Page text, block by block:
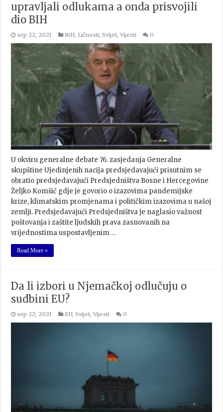
upravljali odlukama a onda prisvojili
dio BIH
sep 22, 2021 BiH Ličnosti ,Svijet ,Vijesti 0
U okviru generalne debate 76. zasjedanja Generalne
skupštine Ujedinjenih nacija predsjedavajući prisutnim se
obratio predsjedavajući Predsjedništva Bosne i Hercegovine
Željko Komšić gdje je govorio o izazovima pandemijske
krize, klimatskim promjenama i političkim izazovima u našoj
zemlji. Predsjedavajući Predsjedništva je naglasio važnost
poštovanja i zaštite ljudskih prava zasnovanih na
vrijednostima uspostavljenim …
Read More »
Da li izbori u Njemačkoj odlučuju o
sudbini EU?
sep 22, 2021 EU,Svijet,Vijesti 0